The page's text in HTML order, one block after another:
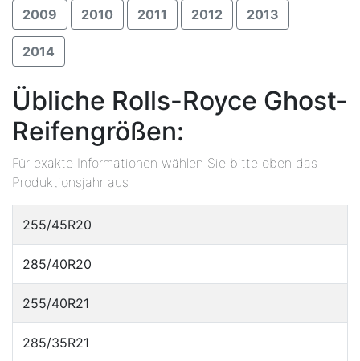
2009 2010 2011 2012 2013
2014
Übliche Rolls-Royce Ghost-
Reifengrößen:
Für exakte Informationen wählen Sie bitte oben das
Produktionsjahr aus
255/45R20
285/40R20
255/40R21
285/35R21